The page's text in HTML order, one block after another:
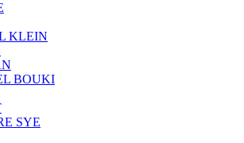
KLEIN
BOUKI
SYE